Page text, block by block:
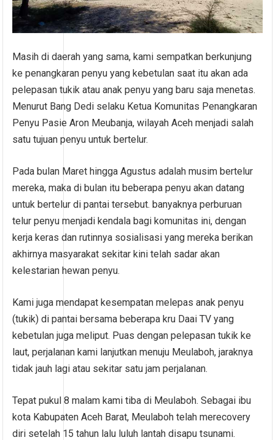
Masih di daerah yang sama, kami sempatkan berkunjung
ke penangkaran penyu yang kebetulan saat itu akan ada
pelepasan tukik atau anak penyu yang baru saja menetas.
Menurut Bang Dedi selaku Ketua Komunitas Penangkaran
Penyu Pasie Aron Meubanja, wilayah Aceh menjadi salah
satu tujuan penyu untuk bertelur.
Pada bulan Maret hingga Agustus adalah musim bertelur
mereka, maka di bulan itu beberapa penyu akan datang
untuk bertelur di pantai tersebut. banyaknya perburuan
telur penyu menjadi kendala bagi komunitas ini, dengan
kerja keras dan rutinnya sosialisasi yang mereka berikan
akhirnya masyarakat sekitar kini telah sadar akan
kelestarian hewan penyu.
Kami juga mendapat kesempatan melepas anak penyu
(tukik) di pantai bersama beberapa kru Daai TV yang
kebetulan juga meliput. Puas dengan pelepasan tukik ke
laut, perjalanan kami lanjutkan menuju Meulaboh, jaraknya
tidak jauh lagi atau sekitar satu jam perjalanan.
Tepat pukul 8 malam kami tiba di Meulaboh. Sebagai ibu
kota Kabupaten Aceh Barat, Meulaboh telah merecovery
diri setelah 15 tahun lalu luluh lantah disapu tsunami.